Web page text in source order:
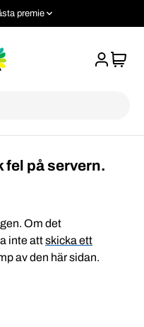
premie
fel på servern.
Om det
inte attskicka ett
av den här sidan.